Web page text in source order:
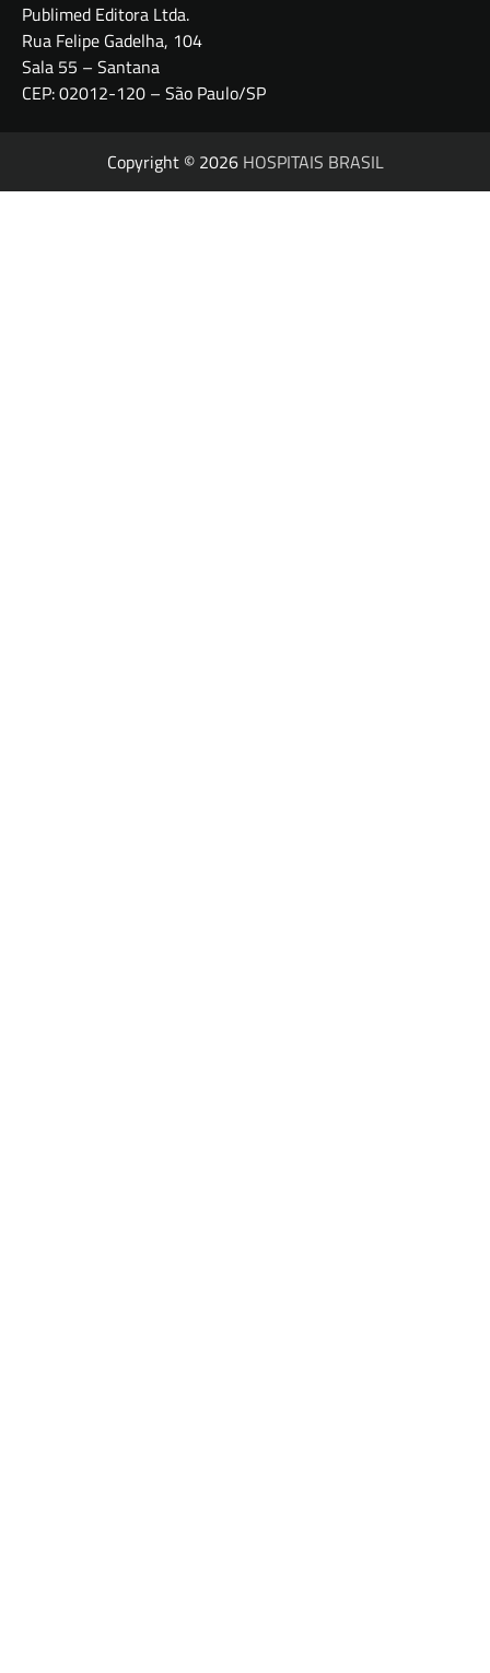
Publimed Editora Ltda.
Rua Felipe Gadelha, 104
Sala 55 – Santana
CEP: 02012-120 – São Paulo/SP
Copyright © 2026 HOSPITAIS BRASIL